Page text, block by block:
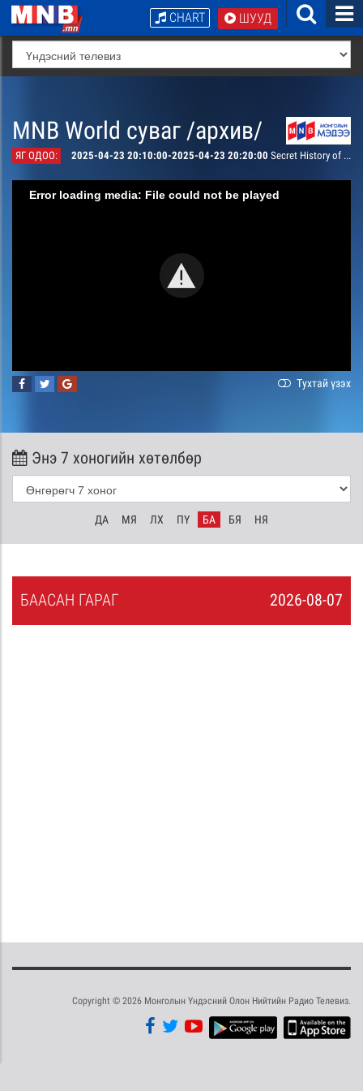
ШУУД
CHART
MNB World суваг /архив/
ЯГ ОДОО: 2025-04-23 20:10:00-2025-04-23 20:20:00 Secret History of the Mongols
Error loading media: File could not be played
Тухтай үзэх
Энэ 7 хоногийн хөтөлбөр
ДА МЯ ЛХ ПҮ БА БЯ НЯ
2026-08-07
БААСАН ГАРАГ
Copyright © 2026 Монголын Үндэсний Олон Нийтийн Радио Телевиз.